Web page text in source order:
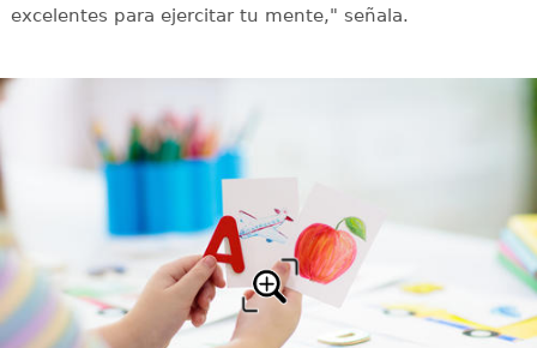
excelentes para ejercitar tu mente," señala.